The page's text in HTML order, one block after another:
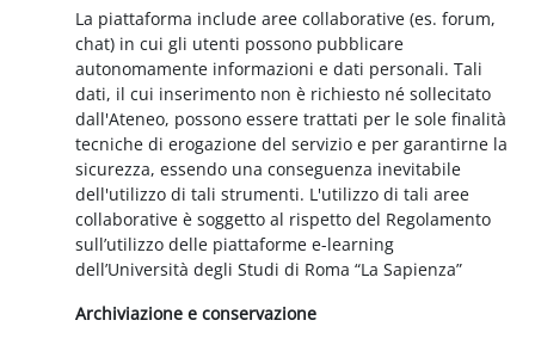
La piattaforma include aree collaborative (es. forum,
chat) in cui gli utenti possono pubblicare
autonomamente informazioni e dati personali. Tali
dati, il cui inserimento non è richiesto né sollecitato
dall'Ateneo, possono essere trattati per le sole finalità
tecniche di erogazione del servizio e per garantirne la
sicurezza, essendo una conseguenza inevitabile
dell'utilizzo di tali strumenti. L'utilizzo di tali aree
collaborative è soggetto al rispetto del Regolamento
sull’utilizzo delle piattaforme e-learning
dell’Università degli Studi di Roma “La Sapienza”
Archiviazione e conservazione